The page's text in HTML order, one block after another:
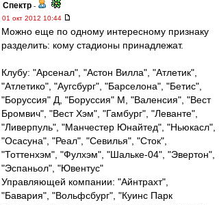
Спектр -
01 окт 2012 10:44
Можно еще по одному интересному признаку
разделить: кому стадионы принадлежат.
Клубу: "Арсенал", "Астон Вилла", "Атлетик",
"Атлетико", "Аугсбург", "Барселона", "Бетис",
"Боруссия" Д, "Боруссия" М, "Валенсия", "Вест
Бромвич", "Вест Хэм", "Гамбург", "Леванте",
"Ливерпуль", "Манчестер Юнайтед", "Ньюкасл",
"Осасуна", "Реал", "Севилья", "Сток",
"Тоттенхэм", "Фулхэм", "Шальке-04", "Эвертон",
"Эспаньол", "Ювентус"
Управляющей компании: "Айнтрахт",
"Бавария", "Вольфсбург", "Куинс Парк